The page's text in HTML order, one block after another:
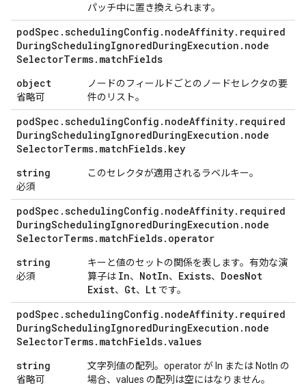
パッチ中に置き換えられます。
podSpec .schedulingConfig . nodeAffinity. required
DuringSchedulingIgnoredDuringExecution . node
SelectorTerms. matchFields
object
省略可
ノードのフィールドごとのノードセレクタの要
件のリスト。
podSpec .schedulingConfig . nodeAffinity. required
DuringSchedulingIgnoredDuringExecution . node
SelectorTerms. matchFields. key
string
必須
このセレクタが適用されるラベルキー。
podSpec .schedulingConfig . nodeAffinity. required
DuringSchedulingIgnoredDuringExecution . node
SelectorTerms. matchFields. operator
string
必須
キーと値のセットの関係を表します。有効な演
算子は In、 NotIn、 Exists、 DoesNot
Exist、 Gt、 Lt です。
podSpec .schedulingConfig . nodeAffinity. required
DuringSchedulingIgnoredDuringExecution . node
SelectorTerms. matchFields.values
string
省略可
文字列値の配列。operator が In または NotIn の
場合、values の配列は空にはなりません。